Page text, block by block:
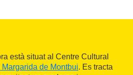
està situat al Centre Cultural
Margarida de Montbui. Es tracta